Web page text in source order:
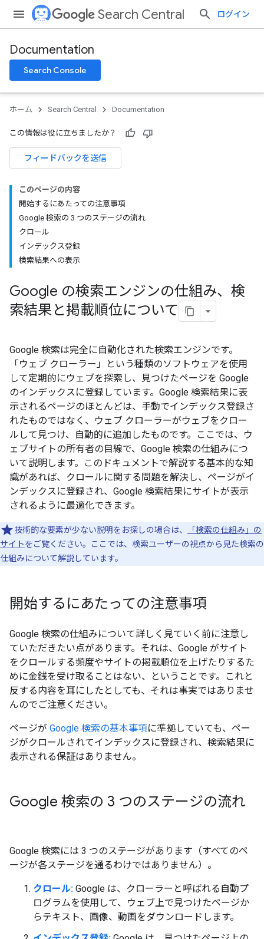
Search Central ログイン
Documentation
Search Console
ホーム Search Central Documentation
この情報は役に立ちましたか？
フィードバックを送信
このページの内容
開始するにあたっての注意事項
Google 検索の 3 つのステージの流れ
クロール
インデックス登録
検索結果への表示
Google の検索エンジンの仕組み、検
索結果と掲載順位について
Google 検索は完全に自動化された検索エンジンです。
「ウェブ クローラー」という種類のソフトウェアを使用
して定期的にウェブを探索し、見つけたページを Google
のインデックスに登録しています。Google 検索結果に表
示されるページのほとんどは、手動でインデックス登録さ
れたものではなく、ウェブ クローラーがウェブをクロー
ルして見つけ、自動的に追加したものです。ここでは、ウ
ェブサイトの所有者の目線で、Google 検索の仕組みにつ
いて説明します。このドキュメントで解説する基本的な知
識があれば、クロールに関する問題を解決し、ページがイ
ンデックスに登録され、Google 検索結果にサイトが表示
されるように最適化できます。
技術的な要素が少ない説明をお探しの場合は、
「検索の仕組み」の
サイトをご覧ください。ここでは、検索ユーザーの視点から見た検索の
仕組みについて解説しています。
開始するにあたっての注意事項
Google 検索の仕組みについて詳しく見ていく前に注意し
ていただきたい点があります。それは、Google がサイト
をクロールする頻度やサイトの掲載順位を上げたりするた
めに金銭を受け取ることはない、ということです。これと
反する内容を耳にしたとしても、それは事実ではありませ
んのでご注意ください。
ページが Google 検索の基本事項に準拠していても、ペー
ジがクロールされてインデックスに登録され、検索結果に
表示される保証はありません。
Google 検索の 3 つのステージの流れ
Google 検索には 3 つのステージがあります（すべてのペ
ージが各ステージを通るわけではありません）。
クロール: Google は、クローラーと呼ばれる自動プ
ログラムを使用して、ウェブ上で見つけたページか
らテキスト、画像、動画をダウンロードします。